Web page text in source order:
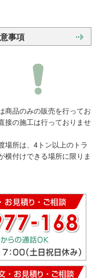
事項
商品のみの販売を行ってお
接の施工は行っておりませ
場所は、4トン以上のトラ
横付けできる場所に限りま